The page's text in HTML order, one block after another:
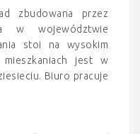
zbudowana przez
w województwie
stoi na wysokim
jest w
Biuro pracuje